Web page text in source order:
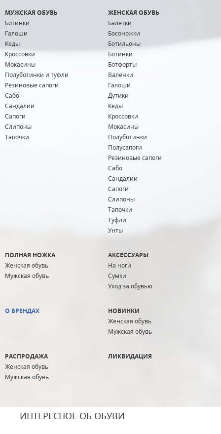
МУЖСКАЯ ОБУВЬ
Ботинки
Галоши
Кеды
Кроссовки
Мокасины
Полуботинки и туфли
Резиновые сапоги
Сабо
Сандалии
Сапоги
Слипоны
Тапочки
ЖЕНСКАЯ ОБУВЬ
Балетки
Босоножки
Ботильоны
Ботинки
Ботфорты
Валенки
Галоши
Дутики
Кеды
Кроссовки
Мокасины
Полуботинки
Полусапоги
Резиновые сапоги
Сабо
Сандалии
Сапоги
Слипоны
Тапочки
Туфли
Унты
ПОЛНАЯ НОЖКА
Женская обувь
Мужская обувь
АКСЕССУАРЫ
На ноги
Сумки
Уход за обувью
О БРЕНДАХ
НОВИНКИ
Женская обувь
Мужская обувь
РАСПРОДАЖА
Женская обувь
Мужская обувь
ЛИКВИДАЦИЯ
ИНТЕРЕСНОЕ ОБ ОБУВИ